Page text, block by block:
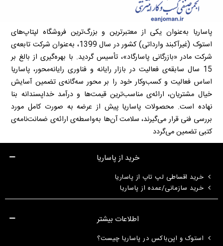
پاساریا به‌عنوان یکی از معتبرترین و بزرگ‌ترین فروشگاه لپتاپ‌های
استوک (غیرآکبند وارداتی) کشور در سال 1399، به‌عنوان شرکت تابعه‌ی
شرکت مادر «بازرگانی پاسارگاد»، تأسیس گردید. با بهره‌گیری از بالغ بر
15 سال سابقه‌ی فعالیت در بازار رایانه و فناوری رایانه‌محور، پاساریا
اساس فعالیت و کسب‌وکار خود را بر محور سه‌گانه‌ی تضمین آسایش
خیال مشتریان، ارائه‌ی مناسب‌ترین قیمت‌ها و درآمد خداپسندانه بنا
نهاده است. محصولات پاساریا پیش از عرضه به صورت کامل مورد
بررسی فنی قرار می‌گیرند، سلامت آن‌ها به‌واسطه‌ی ارائه‌ی ضمانت‌نامه‌ی
کتبی تضمین می‌گردد
خرید از پاساریا
خرید اقساطی لپ تاپ از پاساریا
خرید سازمانی/عمده از پاساریا
اطلاعات بیشتر
استوک و اپن‌باکس در پاساریا چیست؟